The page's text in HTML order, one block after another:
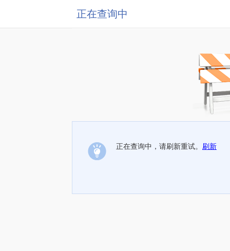
正在查询中
正在查询中，请刷新重试。 刷新